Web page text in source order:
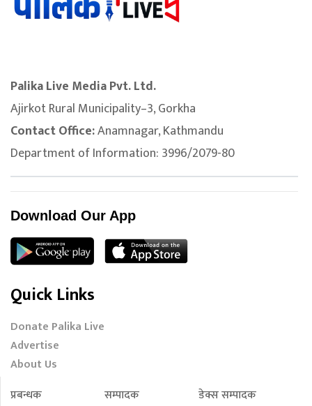
Palika Live Media Pvt. Ltd.
Ajirkot Rural Municipality–3, Gorkha
Contact Office:Anamnagar, Kathmandu
Department of Information: 3996/2079-80
Download Our App
Quick Links
Donate Palika Live
Advertise
About Us
प्रबन्धक
सम्पादक डेक्स सम्पादक